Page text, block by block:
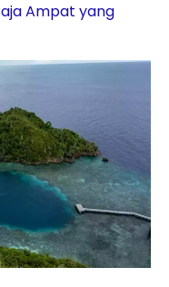
Ampat yang